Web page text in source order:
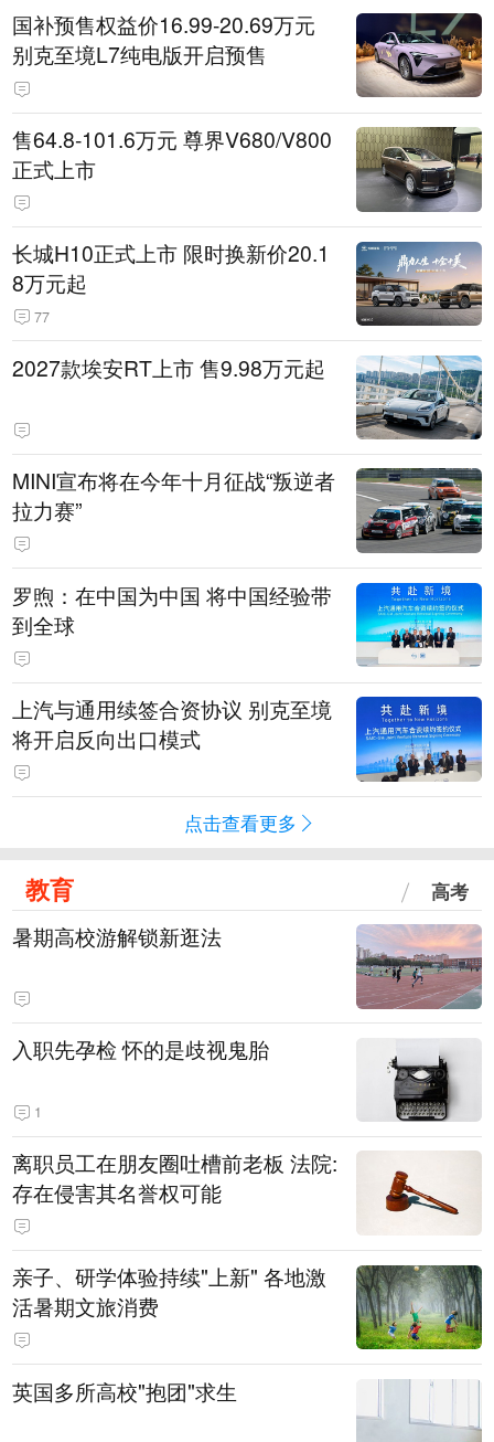
国补预售权益价16.99-20.69万元
别克至境L7纯电版开启预售
售64.8-101.6万元 尊界V680/V800
正式上市
长城H10正式上市 限时换新价20.1
8万元起
77
2027款埃安RT上市 售9.98万元起
MINI宣布将在今年十月征战“叛逆者
拉力赛”
罗煦：在中国为中国 将中国经验带
到全球
上汽与通用续签合资协议 别克至境
将开启反向出口模式
点击查看更多
教育 高考
暑期高校游解锁新逛法
入职先孕检 怀的是歧视鬼胎
1
离职员工在朋友圈吐槽前老板 法院:
存在侵害其名誉权可能
亲子、研学体验持续"上新" 各地激
活暑期文旅消费
英国多所高校"抱团"求生